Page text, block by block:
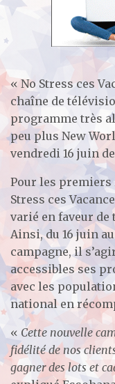
« No Stress ces
chaîne de
programme très
peu plus New
vendredi 16 juin
Pour les premiers
Stress ces
varié en faveur de
Ainsi, du 16 juin
campagne, il
accessibles ses
avec les
national en
« Cette nouvelle
fidélité de nos
gagner des lots et